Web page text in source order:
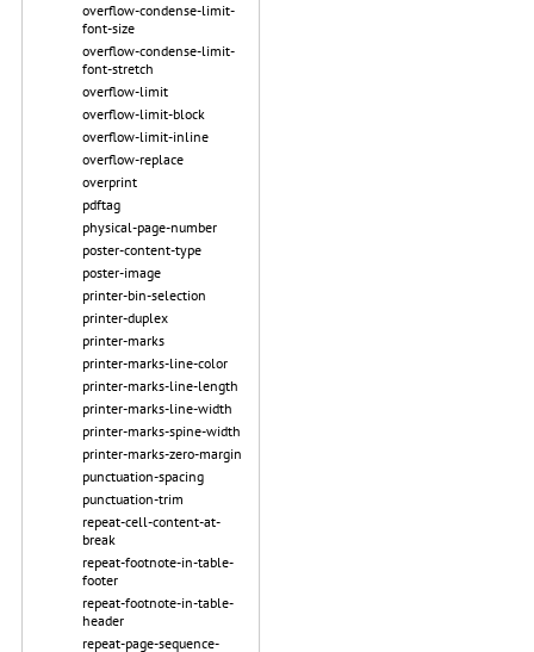
overflow-condense-limit-
font-size
overflow-condense-limit-
font-stretch
overflow-limit
overflow-limit-block
overflow-limit-inline
overflow-replace
overprint
pdftag
physical-page-number
poster-content-type
poster-image
printer-bin-selection
printer-duplex
printer-marks
printer-marks-line-color
printer-marks-line-length
printer-marks-line-width
printer-marks-spine-width
printer-marks-zero-margin
punctuation-spacing
punctuation-trim
repeat-cell-content-at-
break
repeat-footnote-in-table-
footer
repeat-footnote-in-table-
header
repeat-page-sequence-